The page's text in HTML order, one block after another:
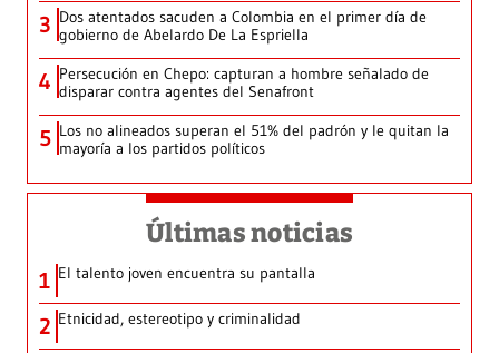
3 Dos atentados sacuden a Colombia en el primer día de
gobierno de Abelardo De La Espriella
4 Persecución en Chepo: capturan a hombre señalado de
disparar contra agentes del Senafront
5 Los no alineados superan el 51% del padrón y le quitan la
mayoría a los partidos políticos
Últimas noticias
1 El talento joven encuentra su pantalla​
2 Etnicidad, estereotipo y criminalidad